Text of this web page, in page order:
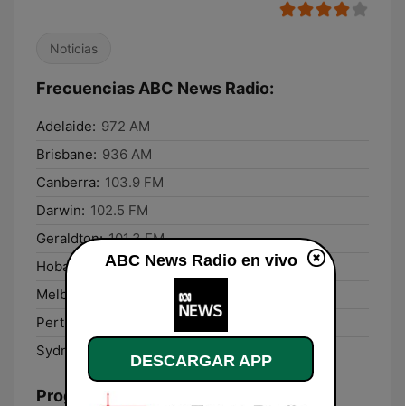
Noticias
Frecuencias ABC News Radio:
Adelaide: 972 AM
Brisbane: 936 AM
Canberra: 103.9 FM
Darwin: 102.5 FM
Geraldton: 101.3 FM
Hobart:
747 AM
Melbourne:
Perth:
Sydney:
Programación
ABC News Radio en vivo
DESCARGAR APP